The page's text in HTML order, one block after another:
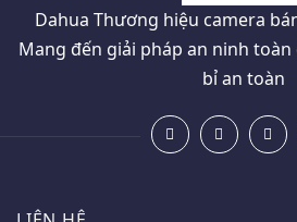
Dahua Thương hiệu camera
Mang đến giải pháp an ninh
bỉ an toàn